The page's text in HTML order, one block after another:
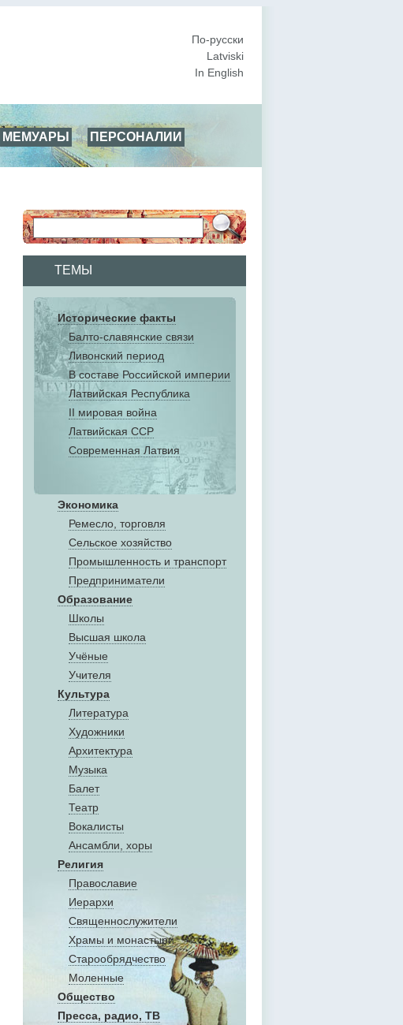
По-русски
Latviski
In English
МЕМУАРЫ
ПЕРСОНАЛИИ
ТЕМЫ
Исторические факты
Балто-славянские связи
Ливонский период
В составе Российской империи
Латвийская Республика
II мировая война
Латвийская ССР
Современная Латвия
Экономика
Ремесло, торговля
Сельское хозяйство
Промышленность и транспорт
Предприниматели
Образование
Школы
Высшая школа
Учёные
Учителя
Культура
Литература
Художники
Aрхитектура
Музыка
Балет
Театр
Вокалисты
Aнсамбли, хоры
Религия
Православие
Иерархи
Священнослужители
Храмы и монастыри
Старообрядчество
Моленные
Общество
Пресса, радио, ТВ